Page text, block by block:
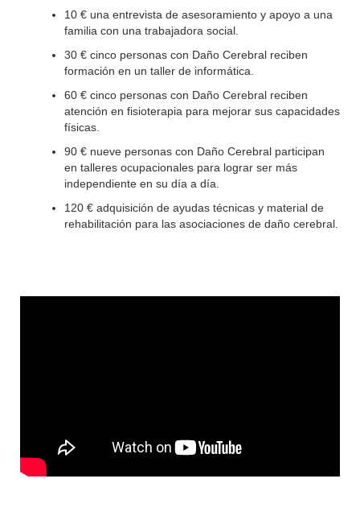
10 € una entrevista de asesoramiento y apoyo a una
familia con una trabajadora social.
30 € cinco personas con Daño Cerebral reciben
formación en un taller de informática.
60 € cinco personas con Daño Cerebral reciben
atención en fisioterapia para mejorar sus capacidades
físicas.
90 € nueve personas con Daño Cerebral participan
en talleres ocupacionales para lograr ser más
independiente en su día a día.
120 € adquisición de ayudas técnicas y material de
rehabilitación para las asociaciones de daño cerebral.